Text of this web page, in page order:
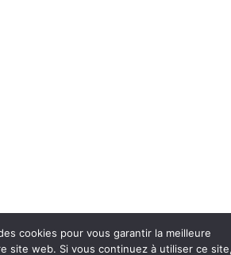
cookies pour vous garantir la meilleure
site web. Si vous continuez à utiliser ce